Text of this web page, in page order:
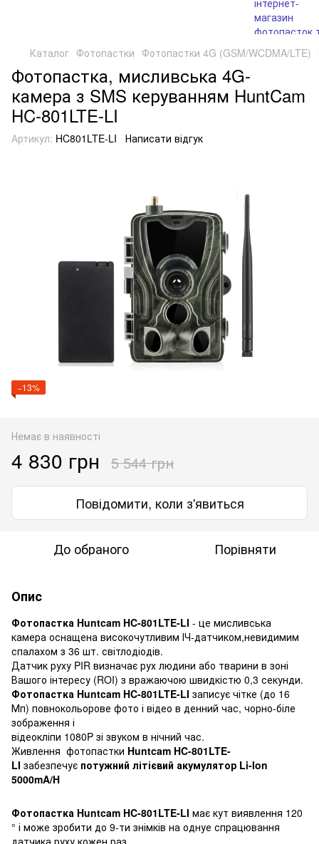
Каталог Фотопастки Фотопастки 4G (GSM/WCDMA/LTE)
Фотопастка, мисливська 4G-
камера з SMS керуванням HuntCam
HC-801LTE-LI
Артикул: HC801LTE-LI Написати відгук
−13%
Немає в наявності
4 830 грн 5 544 грн
Повідомити, коли з'явиться
До обраного Порівняти
Опис
Фотопастка Huntcam HC-801LTE-LI - це мисливська
камера оснащена високочутливим ІЧ-датчиком,невидимим
спалахом з 36 шт. світлодіодів.
Датчик руху PIR визначає рух людини або тварини в зоні
Вашого інтересу (ROI) з вражаючою швидкістю 0,3 секунди.
Фотопастка Huntcam HC-801LTE-LI записує чітке (до 16
Мп) повнокольорове фото і відео в денний час, чорно-біле
зображення і
відеокліпи 1080P зі звуком в нічний час.
Живлення фотопастки Huntcam HC-801LTE-
LI забезпечує потужний літієвий акумулятор Li-Ion
5000mA/H
Фотопастка Huntcam HC-801LTE-LI має кут виявлення 120
° і може зробити до 9-ти знімків на однуе спрацювання
датчика руху кожен раз,